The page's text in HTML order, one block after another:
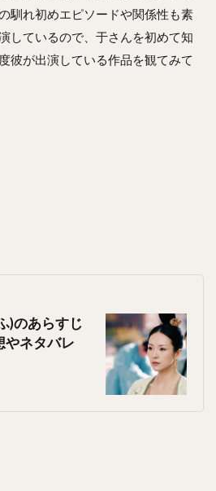
馴れ初めエピソードや関係性も素
しているので、于さんを初めて知
彼が出演している作品を観てみて
)のあらすじ
やネタバレ